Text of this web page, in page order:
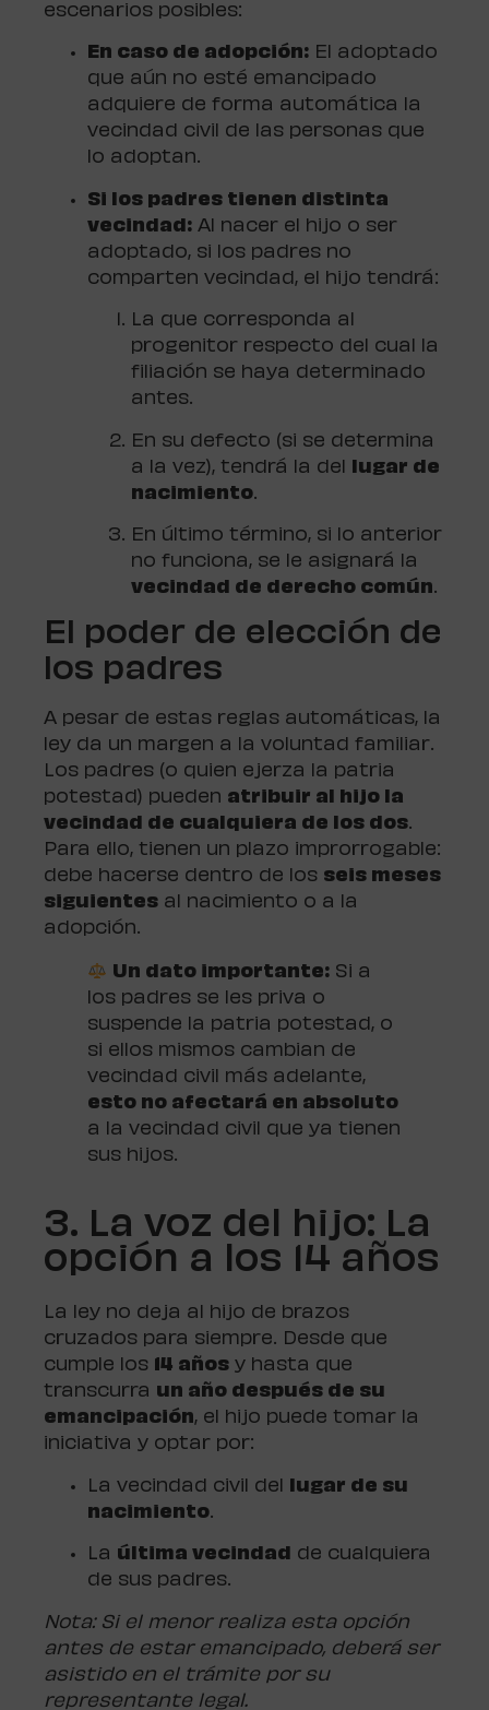
escenarios posibles:
En caso de adopción:El adoptado
que aún no esté emancipado
adquiere de forma automática la
vecindad civil de las personas que
lo adoptan.
Si los padres tienen distinta
vecindad:Al nacer el hijo o ser
adoptado, si los padres no
comparten vecindad, el hijo tendrá:
La que corresponda al
progenitor respecto del cual la
filiación se haya determinado
antes.
En su defecto (si se determina
a la vez), tendrá la del
lugar de
nacimiento.
En último término, si lo anterior
no funciona, se le asignará la
vecindad de derecho común.
El poder de elección de
los padres
A pesar de estas reglas automáticas, la
ley da un margen a la voluntad familiar.
Los padres (o quien ejerza la patria
potestad) pueden atribuir al hijo la
vecindad de cualquiera de los dos.
Para ello, tienen un plazo improrrogable:
debe hacerse dentro de los seis meses
siguientesal nacimiento o a la
adopción.
Un dato importante: Si a
los padres se les priva o
suspende la patria potestad, o
si ellos mismos cambian de
vecindad civil más adelante,
esto no afectará en absoluto
a la vecindad civil que ya tienen
sus hijos.
3. La voz del hijo: La
opción a los 14 años
La ley no deja al hijo de brazos
cruzados para siempre. Desde que
cumple los 14 añosy hasta que
transcurra un año después de su
emancipación, el hijo puede tomar la
iniciativa y optar por:
La vecindad civil del
lugar de su
nacimiento.
La última vecindad
de cualquiera
de sus padres.
Nota: Si el menor realiza esta opción
antes de estar emancipado, deberá ser
asistido en el trámite por su
representante legal.